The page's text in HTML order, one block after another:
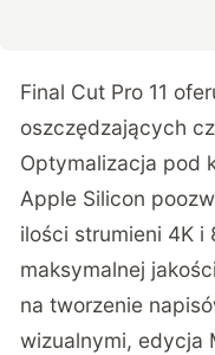
Final Cut Pro 11
oszczędzających
Optymalizacja pod
Apple Silicon
ilości strumieni 4K i
maksymalnej
na tworzenie
wizualnymi, edycja